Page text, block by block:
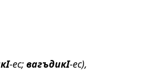
-ес;вагъдикI-ес),